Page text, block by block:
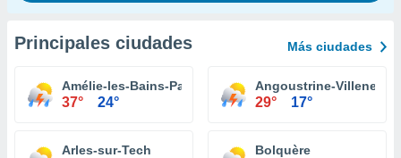
Principales ciudades Más ciudades
Amélie-les-Bains-Palalda
37° 24°
Angoustrine-
29° 17°
Arles-sur-Tech Bolquère